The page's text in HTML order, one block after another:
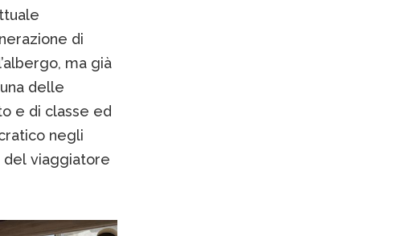
di
ma già
delle
e di classe ed
negli
del viaggiatore